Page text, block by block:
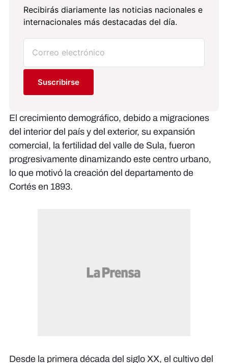
Recibirás diariamente las noticias nacionales e
internacionales más destacadas del día.
Suscribirse
El crecimiento demográfico, debido a migraciones
del interior del país y del exterior, su expansión
comercial, la fertilidad del valle de Sula, fueron
progresivamente dinamizando este centro urbano,
lo que motivó la creación del departamento de
Cortés en 1893.
Desde la primera década del siglo XX, el cultivo del